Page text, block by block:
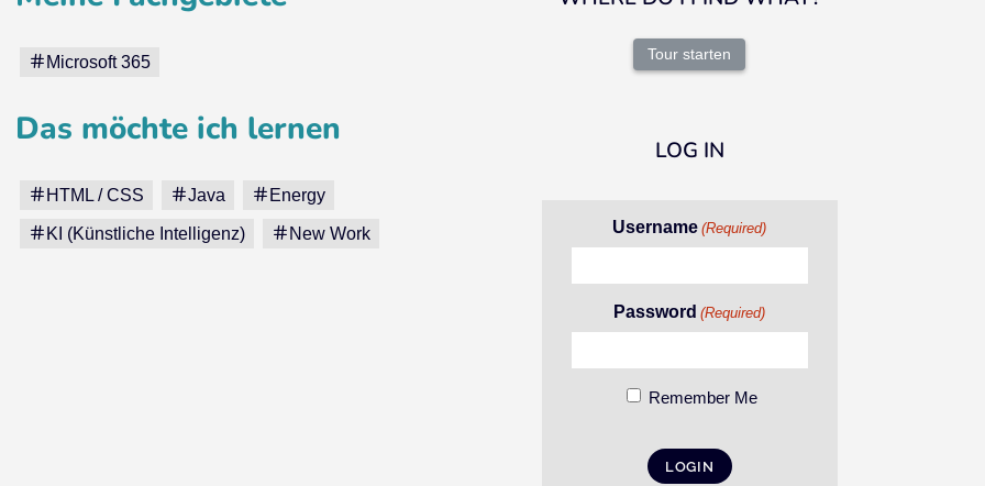
Microsoft 365
Das möchte ich lernen
HTML / CSS Java Energy
KI (Künstliche Intelligenz) New Work
Tour starten
LOG IN
Username (Required)
Password (Required)
Remember Me